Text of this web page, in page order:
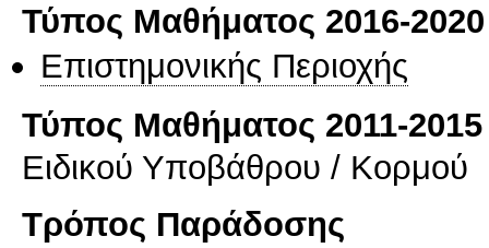
Τύπος Μαθήματος 2016-2020
Επιστημονικής Περιοχής
Τύπος Μαθήματος 2011-2015
Ειδικού Υποβάθρου / Κορμού
Τρόπος Παράδοσης